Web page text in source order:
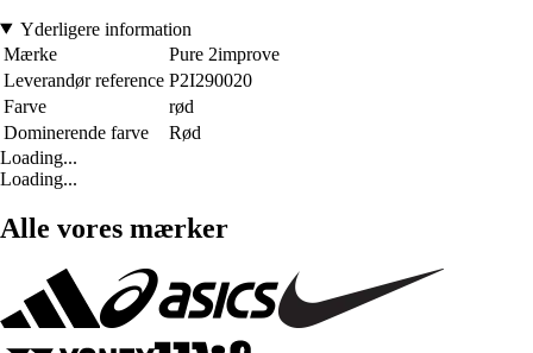
Yderligere information
Mærke
Pure 2improve
Leverandør reference P2I290020
Farve
rød
Dominerende farve
Rød
Loading...
Loading...
Alle vores mærker